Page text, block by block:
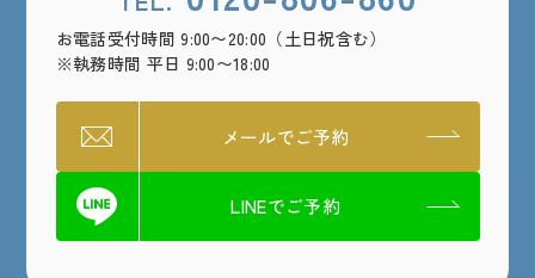
お電話受付時間 9:00〜20:00（土日祝含む）
※執務時間 平日 9:00〜18:00
メールでご予約
LINEでご予約